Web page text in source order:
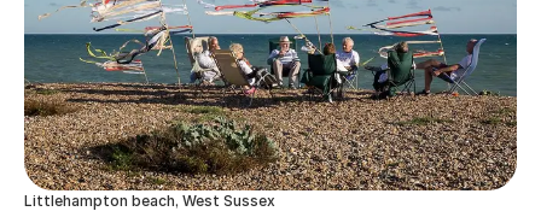
Littlehampton beach, West Sussex